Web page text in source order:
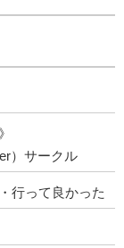
）サークル
行って良かった